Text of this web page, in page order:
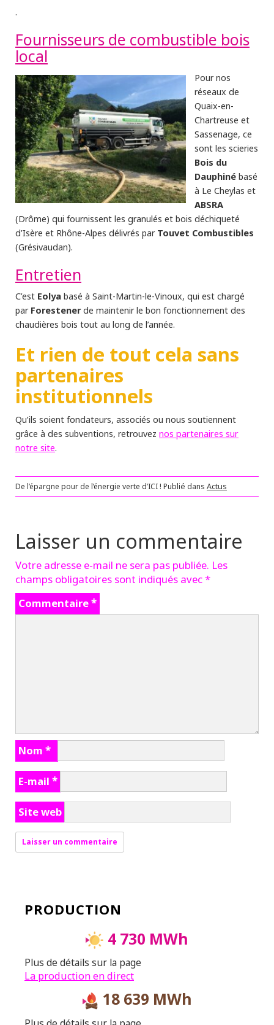
.
Fournisseurs de combustible bois
local
Pour nos
réseaux de
Quaix-en-
Chartreuse et
Sassenage, ce
sont les scieries
Bois du
Dauphiné basé
à Le Cheylas et
ABSRA
(Drôme) qui fournissent les granulés et bois déchiqueté
d’Isère et Rhône-Alpes délivrés par Touvet Combustibles
(Grésivaudan).
Entretien
C’est Eolya basé à Saint-Martin-le-Vinoux, qui est chargé
par Forestenerde maintenir le bon fonctionnement des
chaudières bois tout au long de l’année.
Et rien de tout cela sans
partenaires
institutionnels
Qu’ils soient fondateurs, associés ou nous soutiennent
grâce à des subventions, retrouvez nos partenaires sur
notre site.
De l’épargne pour de l’énergie verte d’ICI ! Publié dans Actus
Laisser un commentaire
Votre adresse e-mail ne sera pas publiée. Les
champs obligatoires sont indiqués avec*
Commentaire*
Nom *
E-mail *
Site web
PRODUCTION
4 730 MWh
Plus de détails sur la page
La production en direct
18 639 MWh